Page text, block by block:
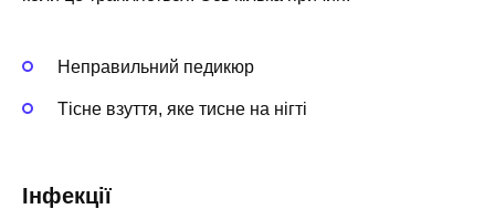
Неправильний педикюр
Тісне взуття, яке тисне на нігті
Інфекції